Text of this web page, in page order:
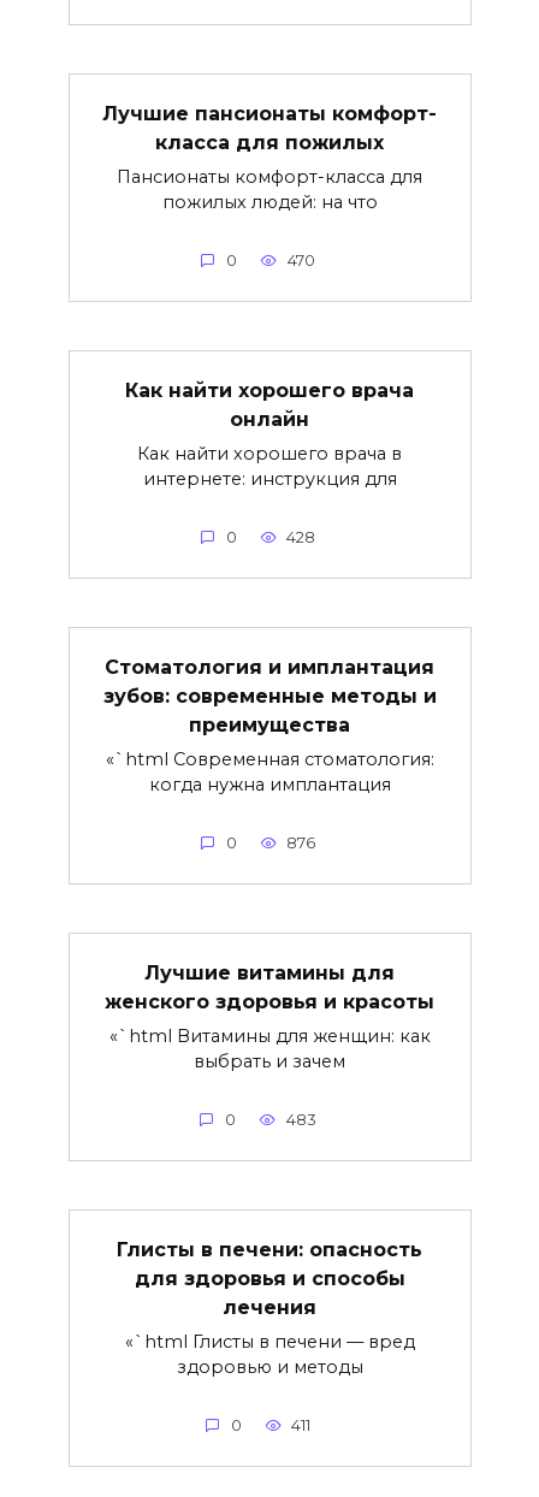
Лучшие пансионаты комфорт-
класса для пожилых
Пансионаты комфорт-класса для
пожилых людей: на что
0 470
Как найти хорошего врача
онлайн
Как найти хорошего врача в
интернете: инструкция для
0 428
Стоматология и имплантация
зубов: современные методы и
преимущества
«`html Современная стоматология:
когда нужна имплантация
0 876
Лучшие витамины для
женского здоровья и красоты
«`html Витамины для женщин: как
выбрать и зачем
0 483
Глисты в печени: опасность
для здоровья и способы
лечения
«`html Глисты в печени — вред
здоровью и методы
0 411